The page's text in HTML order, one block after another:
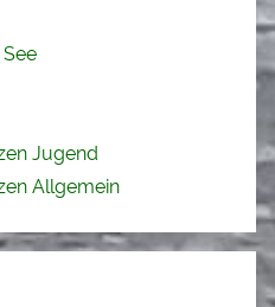
Jugend
Allgemein